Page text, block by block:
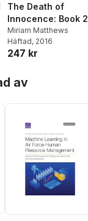
The Death of
Innocence: Book 2
Miriam Matthews
Häftad, 2016
247 kr
av